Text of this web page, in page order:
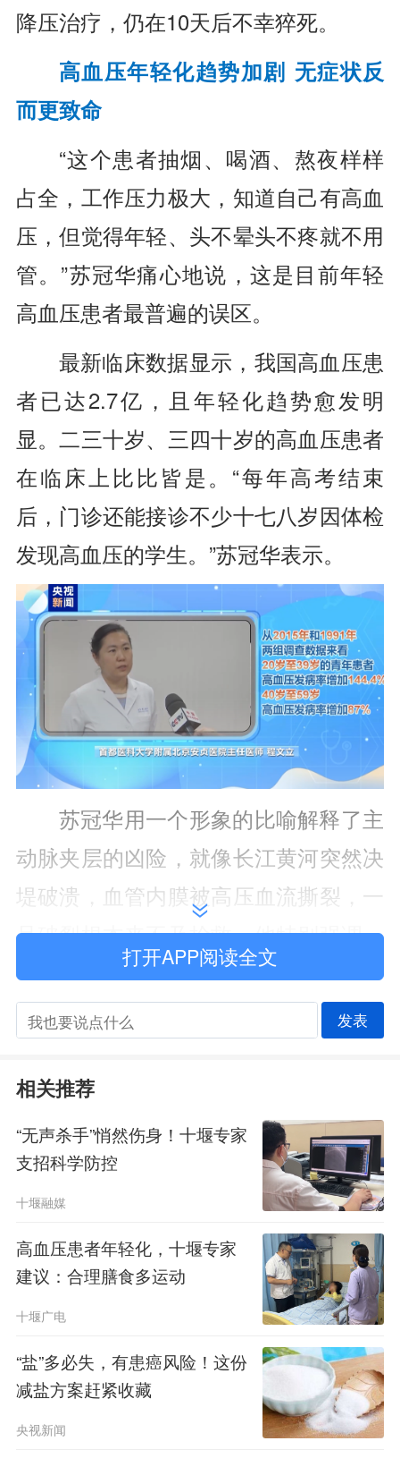
降压治疗，仍在10天后不幸猝死。
高血压年轻化趋势加剧 无症状反
而更致命
“这个患者抽烟、喝酒、熬夜样样
占全，工作压力极大，知道自己有高血
压，但觉得年轻、头不晕头不疼就不用
管。”苏冠华痛心地说，这是目前年轻
高血压患者最普遍的误区。
最新临床数据显示，我国高血压患
者已达2.7亿，且年轻化趋势愈发明
显。二三十岁、三四十岁的高血压患者
在临床上比比皆是。“每年高考结束
后，门诊还能接诊不少十七八岁因体检
发现高血压的学生。”苏冠华表示。
苏冠华用一个形象的比喻解释了主
动脉夹层的凶险，就像长江黄河突然决
堤破溃，血管内膜被高压血流撕裂，一
旦破裂根本来不及抢救。他特别强调，
高血压被称为“无声杀手”，约半数患者
没有明显症状，人体会逐渐适应血压升
高的状态，仅可能出现轻微头晕、乏
力，极易被忽视。没有症状不等于没有
危害，反而可能更危险。等到出现剧烈
胸背痛、头痛时，往往已经发生了致命
并发症，此时再治疗往往为时已晚。
高血压损伤五大器官
长期高血压会悄无声息地损害人体
五大核心器官，这也是其致死致残率居
高不下的根本原因。
在心脏方面，长期高压会导致心肌
打开APP阅读全文
发表
相关推荐
“无声杀手”悄然伤身！十堰专家
支招科学防控
十堰融媒
高血压患者年轻化，十堰专家
建议：合理膳食多运动
十堰广电
“盐”多必失，有患癌风险！这份
减盐方案赶紧收藏
央视新闻